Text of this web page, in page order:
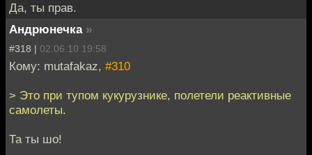
Да, ты прав.
Андрюнечка »
#318 | 02.06.10 19:58
Кому: mutafakaz, #310
> Это при тупом кукурузнике, полетели реактивные
самолеты.
Та ты шо!